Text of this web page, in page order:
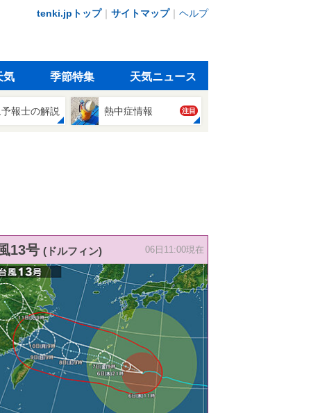
tenki.jpトップ｜ サイトマップ｜ ヘルプ
気 季節特集 天気ニュース
報士の解説 熱中症情報 注目
13号 (ドルフィン) 06日11:00現在